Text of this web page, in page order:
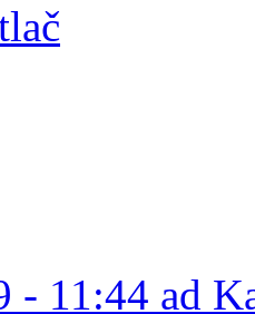
- 11:44 ad